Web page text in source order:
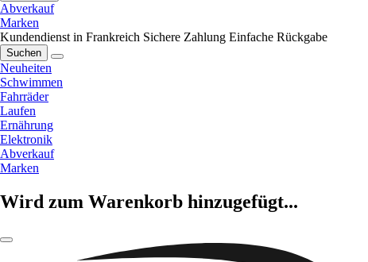
Abverkauf
Marken
Kundendienst in Frankreich Sichere Zahlung Einfache Rückgabe
Suchen
Neuheiten
Schwimmen
Fahrräder
Laufen
Ernährung
Elektronik
Abverkauf
Marken
Wird zum Warenkorb hinzugefügt...